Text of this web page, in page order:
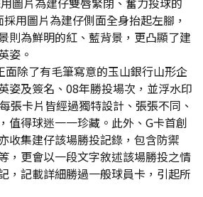
用圖片為建仔側面全身抬起左腳，
則為鮮明的紅、藍背景，更凸顯了建
姿。
面除了有毛筆寫意的玉山銀行山形企
姿及簽名、08年勝投場次，並浮水印
張卡片皆經過獨特設計、張張不同、
值得球迷一一珍藏。此外、G卡首創
收集建仔該場勝投記錄，包含防禦
，更會以一段文字敘述該場勝投之情
，記載詳細勝過一般球員卡，引起所